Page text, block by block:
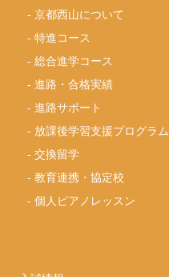
-京都西山について
-特進コース
-総合進学コース
-進路・合格実績
-進路サポート
- 放課後学習支援プログラム
-交換留学
-教育連携・協定校
-個人ピアノレッスン